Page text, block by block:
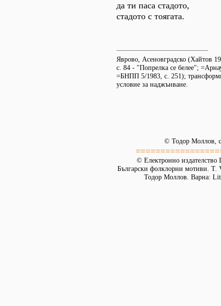
да ти паса стадото,
стадото с тоягата.
Яврово, Асеновградско (Хайтов
с. 84 - "Попрелка се белее";
=БНПП 5/1983, с. 251);
условие за наджънване.
© Тодор Моллов,
© Електронно издателство
Български фолклорни мотиви.
Тодор Моллов. Варна: